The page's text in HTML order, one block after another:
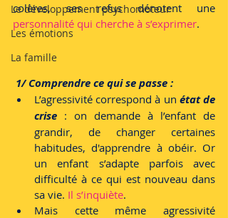
Le développement psychomoteur
Les émotions
La famille
personnalité qui cherche à s’exprimer.
1/ Comprendre ce qui se passe :
L’agressivité correspond à un état de
crise : on demande à l’enfant de
grandir, de changer certaines
habitudes, d'apprendre à obéir. Or
un enfant s’adapte parfois avec
difficulté à ce qui est nouveau dans
sa vie. Il s’inquiète.
Mais cette même agressivité